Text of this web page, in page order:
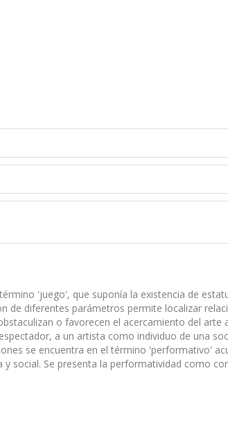
'juego', que suponía la existencia de
de diferentes parámetros permite localizar
o favorecen el acercamiento del arte
a un artista como individuo de una
se encuentra en el término 'performativo'
social. Se presenta la performatividad como